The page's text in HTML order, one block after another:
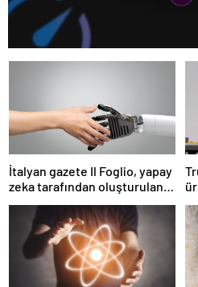
İtalyan gazete Il Foglio, yapay
zeka tarafından oluşturulan
ilk baskısını yayınladı